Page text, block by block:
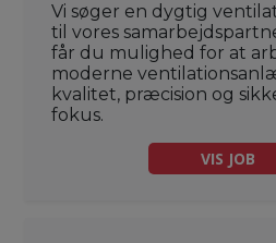
Vi søger en dygtig
til vores
får du mulighed for at
moderne
kvalitet, præcision og
fokus.
VIS JOB